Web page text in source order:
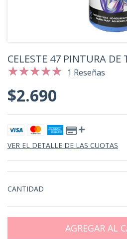
CELESTE 47 PINTURA DE
1 Reseñas
$2.690
VER EL DETALLE DE LAS CUOTAS
CANTIDAD